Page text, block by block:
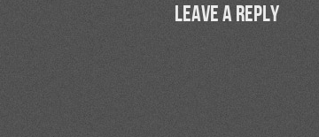
Leave a Reply